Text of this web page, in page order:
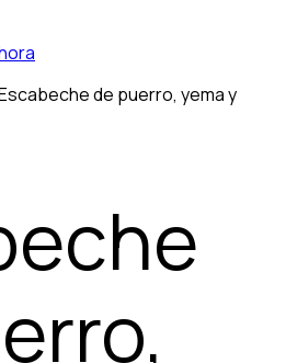
de puerro, yema y